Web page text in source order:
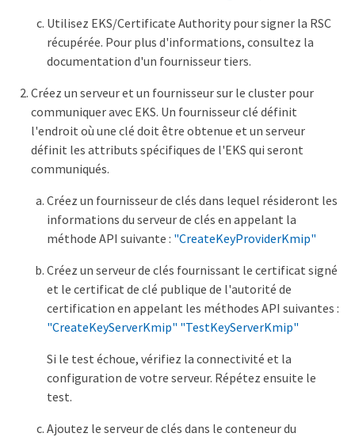
Utilisez EKS/Certificate Authority pour signer la RSC
récupérée. Pour plus d'informations, consultez la
documentation d'un fournisseur tiers.
Créez un serveur et un fournisseur sur le cluster pour
communiquer avec EKS. Un fournisseur clé définit
l'endroit où une clé doit être obtenue et un serveur
définit les attributs spécifiques de l'EKS qui seront
communiqués.
Créez un fournisseur de clés dans lequel résideront les
informations du serveur de clés en appelant la
méthode API suivante : "CreateKeyProviderKmip"
Créez un serveur de clés fournissant le certificat signé
et le certificat de clé publique de l'autorité de
certification en appelant les méthodes API suivantes :
"CreateKeyServerKmip" "TestKeyServerKmip"
Si le test échoue, vérifiez la connectivité et la
configuration de votre serveur. Répétez ensuite le
test.
Ajoutez le serveur de clés dans le conteneur du